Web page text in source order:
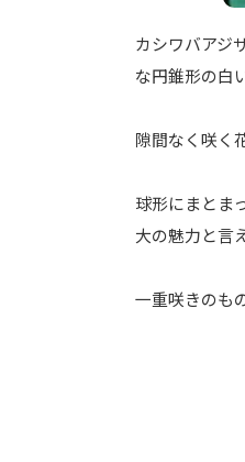
カシワバアジ
な円錐形の白
隙間なく咲く
球形にまとま
大の魅力と言
一重咲きのも